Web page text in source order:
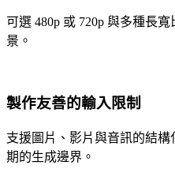
可選 480p 或 720p 與多種長
景。
製作友善的輸入限制
支援圖片、影片與音訊的結
期的生成邊界。